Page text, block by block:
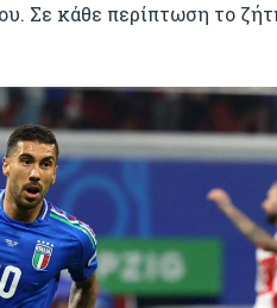
Σε κάθε περίπτωση το